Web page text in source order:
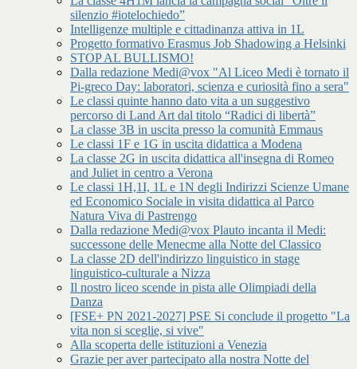
silenzio #iotelochiedo”
Intelligenze multiple e cittadinanza attiva in 1L
Progetto formativo Erasmus Job Shadowing a Helsinki
STOP AL BULLISMO!
Dalla redazione Medi@vox "Al Liceo Medi è tornato il
Pi-greco Day: laboratori, scienza e curiosità fino a sera"
Le classi quinte hanno dato vita a un suggestivo
percorso di Land Art dal titolo “Radici di libertà”
La classe 3B in uscita presso la comunità Emmaus
Le classi 1F e 1G in uscita didattica a Modena
La classe 2G in uscita didattica all'insegna di Romeo
and Juliet in centro a Verona
Le classi 1H,1I, 1L e 1N degli Indirizzi Scienze Umane
ed Economico Sociale in visita didattica al Parco
Natura Viva di Pastrengo
Dalla redazione Medi@vox Plauto incanta il Medi:
successone delle Menecme alla Notte del Classico
La classe 2D dell'indirizzo linguistico in stage
linguistico-culturale a Nizza
Il nostro liceo scende in pista alle Olimpiadi della
Danza
[FSE+ PN 2021-2027] PSE Si conclude il progetto "La
vita non si sceglie, si vive"
Alla scoperta delle istituzioni a Venezia
Grazie per aver partecipato alla nostra Notte del